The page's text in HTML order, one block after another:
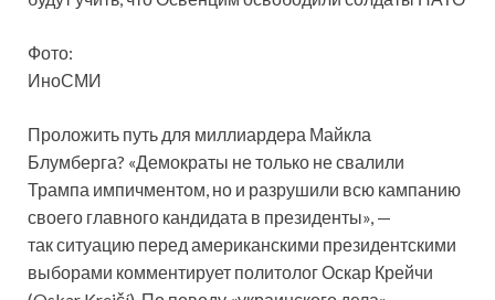
Фото:
ИноСМИ
Проложить путь для миллиардера Майкла
Блумберга? «Демократы не только не свалили
Трампа импичментом, но и разрушили всю кампанию
своего главного кандидата в президенты», —
так ситуацию перед американскими президентскими
выборами комментирует политолог Оскар Крейчи